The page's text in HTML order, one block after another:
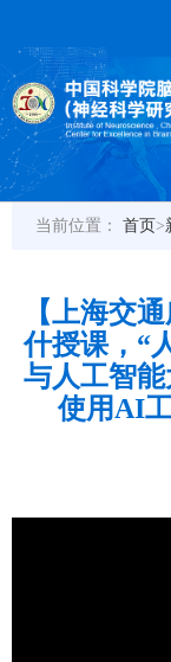
当前位置： 首页>
【上海交
什授课，“
与人工智
使用AI